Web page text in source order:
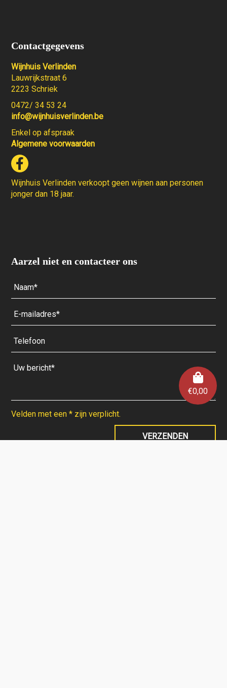
€0,00
Contactgegevens
Wijnhuis Verlinden
Lauwrijkstraat 6
2223 Schriek
0472/ 34 53 24
info@wijnhuisverlinden.be
Enkel op afspraak
Algemene voorwaarden
Wijnhuis Verlinden verkoopt geen wijnen aan personen
jonger dan 18 jaar.
Aarzel niet en contacteer ons
Velden met een * zijn verplicht.